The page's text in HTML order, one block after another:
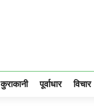
कुराकानी पूर्वाधार विचार